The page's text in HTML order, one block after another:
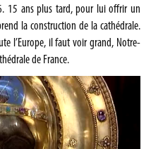
15 ans plus tard, pour lui offrir un
la construction de la cathédrale.
l’Europe, il faut voir grand, Notre-
de France.